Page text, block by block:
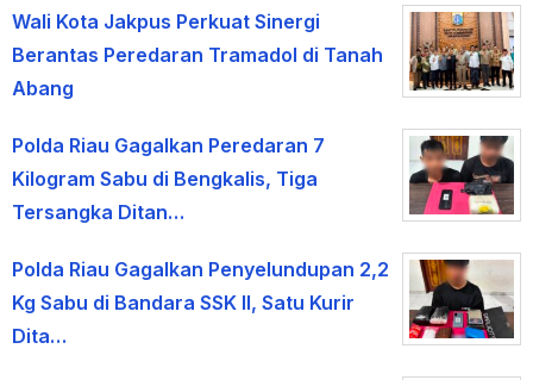
Wali Kota Jakpus Perkuat Sinergi
Berantas Peredaran Tramadol di Tanah
Abang
Polda Riau Gagalkan Peredaran 7
Kilogram Sabu di Bengkalis, Tiga
Tersangka Ditan…
Polda Riau Gagalkan Penyelundupan 2,2
Kg Sabu di Bandara SSK II, Satu Kurir
Dita…